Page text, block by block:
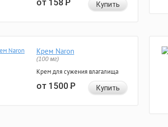
от 158Р Купить
Крем Naron
(100 мг)
Крем для сужения влагалища
от 1500Р Купить